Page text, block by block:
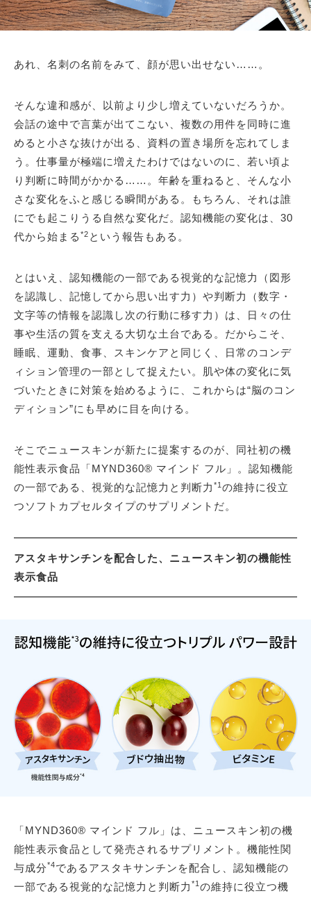
あれ、名刺の名前をみて、顔が思い出せない……。
そんな違和感が、以前より少し増えていないだろうか。
会話の途中で言葉が出てこない、複数の用件を同時に進
めると小さな抜けが出る、資料の置き場所を忘れてしま
う。仕事量が極端に増えたわけではないのに、若い頃よ
り判断に時間がかかる……。年齢を重ねると、そんな小
さな変化をふと感じる瞬間がある。もちろん、それは誰
にでも起こりうる自然な変化だ。認知機能の変化は、30
代から始まる *2 という報告もある。
とはいえ、認知機能の一部である視覚的な記憶力（図形
を認識し、記憶してから思い出す力）や判断力（数字・
文字等の情報を認識し次の行動に移す力）は、日々の仕
事や生活の質を支える大切な土台である。だからこそ、
睡眠、運動、食事、スキンケアと同じく、日常のコンデ
ィション管理の一部として捉えたい。肌や体の変化に気
づいたときに対策を始めるように、これからは“脳のコン
ディション”にも早めに目を向ける。
そこでニュースキンが新たに提案するのが、同社初の機
能性表示食品「MYND360® マインド フル」。認知機能
の一部である、視覚的な記憶力と判断力 *1 の維持に役立
つソフトカプセルタイプのサプリメントだ。
アスタキサンチンを配合した、ニュースキン初の機能性
表示食品
「MYND360® マインド フル」は、ニュースキン初の機
能性表示食品として発売されるサプリメント。機能性関
与成分*4であるアスタキサンチンを配合し、認知機能の
一部である視覚的な記憶力と判断力 *1 の維持に役立つ機